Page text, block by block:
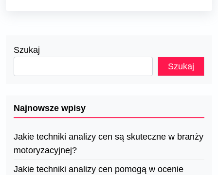
Szukaj
Szukaj
Najnowsze wpisy
Jakie techniki analizy cen są skuteczne w branży
motoryzacyjnej?
Jakie techniki analizy cen pomogą w ocenie